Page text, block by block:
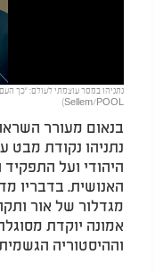
Sellem/POOL)
בנאום מעורר
נתניהו נקודת
היהודי ועל
האנושית. בדבריו
מגדלור של אור
אמונה יוקדת
וההיסטוריה